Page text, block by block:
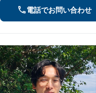
電話でお問い合わせ